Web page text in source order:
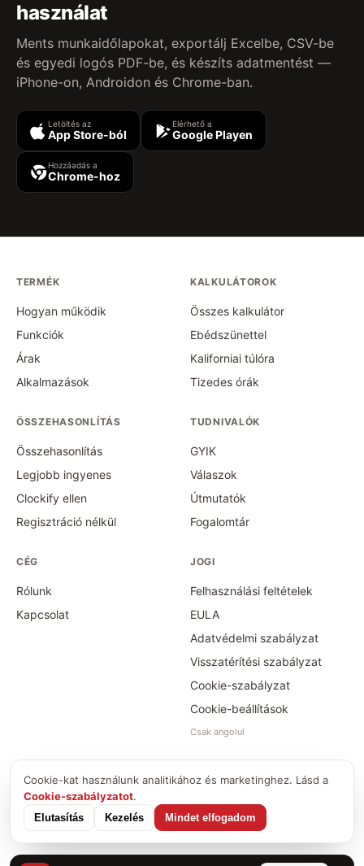
használat
Ments munkaidőlapokat, exportálj Excelbe, CSV-be
és egyedi logós PDF-be, és készíts adatmentést —
iPhone-on, Androidon és Chrome-ban.
Letöltés az
App Store-ból
Elérhető a
Google Playen
Hozzáadás a
Chrome-hoz
TERMÉK
Hogyan működik
Funkciók
Árak
Alkalmazások
KALKULÁTOROK
Összes kalkulátor
Ebédszünettel
Kaliforniai túlóra
Tizedes órák
ÖSSZEHASONLÍTÁS
Összehasonlítás
Legjobb ingyenes
Clockify ellen
Regisztráció nélkül
TUDNIVALÓK
GYIK
Válaszok
Útmutatók
Fogalomtár
CÉG
Rólunk
Kapcsolat
JOGI
Felhasználási feltételek
EULA
Adatvédelmi szabályzat
Visszatérítési szabályzat
Cookie-szabályzat
Cookie-beállítások
Csak angolul
©2026
Time Card Calculator · PayForSay s. r. o.
info@timecardcalculator.app
Cookie-kat használunk analitikához és marketinghez. Lásd a
Cookie-szabályzatot.
Elutasítás Kezelés Mindet elfogadom